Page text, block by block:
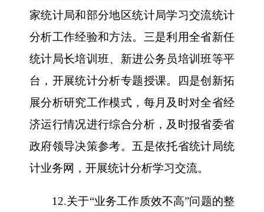
家统计局和部分地区统计局学习交流统计
分析工作经验和方法。三是利用全省新任
统计局长培训班、新进公务员培训班等平
台，开展统计分析专题授课。四是创新拓
展分析研究工作模式，每月及时对全省经
济运行情况进行综合分析，及时报省委省
政府领导决策参考。五是依托省统计局统
计业务网，开展统计分析学习交流。
12.关于“业务工作质效不高”问题的整